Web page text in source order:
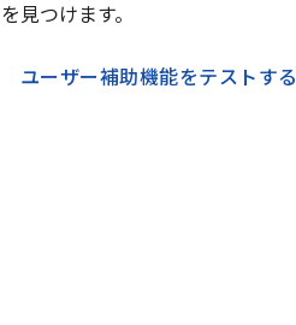
を見つけます。
ユーザー補助機能をテストする